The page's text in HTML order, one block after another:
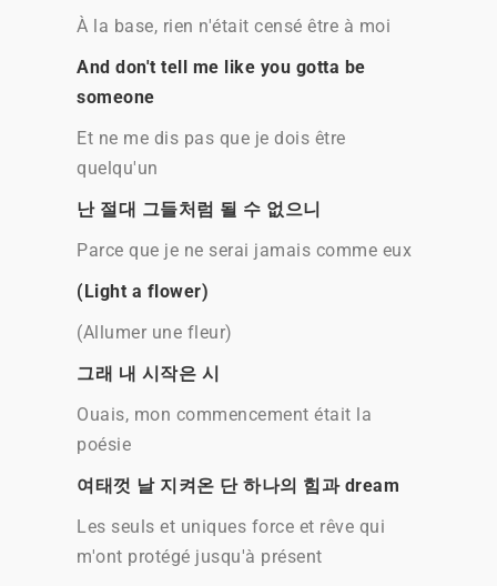
À la base, rien n'était censé être à moi
And don't tell me like you gotta be
someone
Et ne me dis pas que je dois être
quelqu'un
난 절대 그들처럼 될 수 없으니
Parce que je ne serai jamais comme eux
(Light a flower)
(Allumer une fleur)
그래 내 시작은 시
Ouais, mon commencement était la
poésie
여태껏 날 지켜온 단 하나의 힘과 dream
Les seuls et uniques force et rêve qui
m'ont protégé jusqu'à présent